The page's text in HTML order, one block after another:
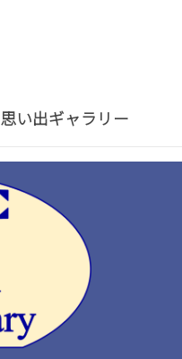
思い出ギャラリー